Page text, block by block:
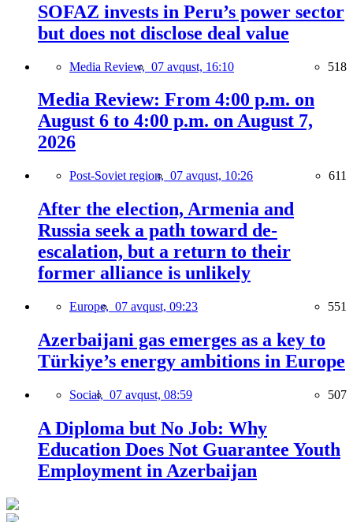
SOFAZ invests in Peru’s power sector
but does not disclose deal value
Media Review, 07 avqust, 16:10 518
Media Review: From 4:00 p.m. on
August 6 to 4:00 p.m. on August 7,
2026
Post-Soviet region, 07 avqust, 10:26 611
After the election, Armenia and
Russia seek a path toward de-
escalation, but a return to their
former alliance is unlikely
Europe, 07 avqust, 09:23 551
Azerbaijani gas emerges as a key to
Türkiye’s energy ambitions in Europe
Social, 07 avqust, 08:59 507
A Diploma but No Job: Why
Education Does Not Guarantee Youth
Employment in Azerbaijan